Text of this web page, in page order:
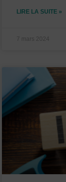
LIRE LA SUITE »
7 mars 2024